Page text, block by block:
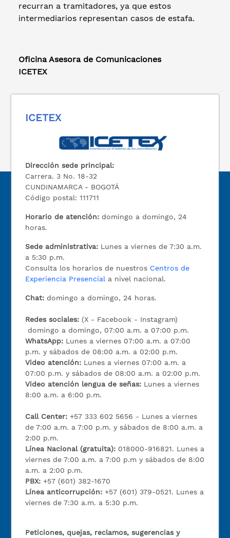
recurran a tramitadores, ya que estos
intermediarios representan casos de estafa.
Oficina Asesora de Comunicaciones
ICETEX
ICETEX
Dirección sede principal:
Carrera. 3 No. 18-32
CUNDINAMARCA - BOGOTÁ
Código postal: 111711
Horario de atención: domingo a domingo, 24
horas.
Sede administrativa: Lunes a viernes de 7:30 a.m.
a 5:30 p.m.
Consulta los horarios de nuestros Centros de
Experiencia Presencial a nivel nacional.
Chat: domingo a domingo, 24 horas.
Redes sociales: (X - Facebook - Instagram)
domingo a domingo, 07:00 a.m. a 07:00 p.m.
WhatsApp: Lunes a viernes 07:00 a.m. a 07:00
p.m. y sábados de 08:00 a.m. a 02:00 p.m.
Video atención: Lunes a viernes 07:00 a.m. a
07:00 p.m. y sábados de 08:00 a.m. a 02:00 p.m.
Video atención lengua de señas: Lunes a viernes
8:00 a.m. a 6:00 p.m.
Call Center:+57 333 602 5656 - Lunes a viernes
de 7:00 a.m. a 7:00 p.m. y sábados de 8:00 a.m. a
2:00 p.m.
Línea Nacional (gratuita): 018000-916821. Lunes a
viernes de 7:00 a.m. a 7:00 p.m y sábados de 8:00
a.m. a 2:00 p.m.
PBX:+57 (601) 382-1670
Línea anticorrupción:+57 (601) 379-0521. Lunes a
viernes de 7:30 a.m. a 5:30 p.m.
Peticiones, quejas, reclamos, sugerencias y